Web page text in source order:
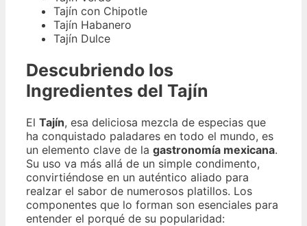
Tajín con Chipotle
Tajín Habanero
Tajín Dulce
Descubriendo los
Ingredientes del Tajín
El Tajín, esa deliciosa mezcla de especias que
ha conquistado paladares en todo el mundo, es
un elemento clave de la gastronomía mexicana.
Su uso va más allá de un simple condimento,
convirtiéndose en un auténtico aliado para
realzar el sabor de numerosos platillos. Los
componentes que lo forman son esenciales para
entender el porqué de su popularidad: